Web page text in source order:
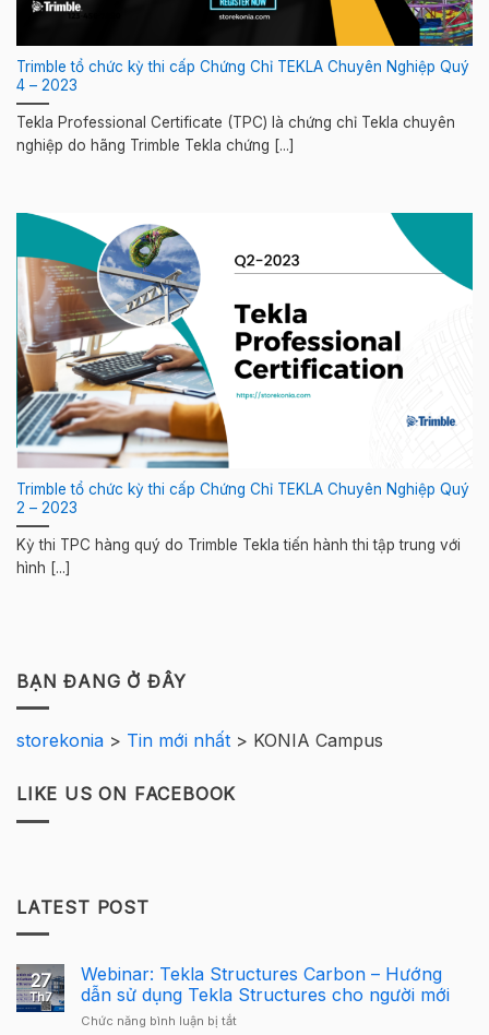
Trimble tổ chức kỳ thi cấp Chứng Chỉ TEKLA Chuyên Nghiệp Quý
4 – 2023
Tekla Professional Certificate (TPC) là chứng chỉ Tekla chuyên
nghiệp do hãng Trimble Tekla chứng [...]
Trimble tổ chức kỳ thi cấp Chứng Chỉ TEKLA Chuyên Nghiệp Quý
2 – 2023
Kỳ thi TPC hàng quý do Trimble Tekla tiến hành thi tập trung với
hình [...]
BẠN ĐANG Ở ĐÂY
storekonia > Tin mới nhất > KONIA Campus
LIKE US ON FACEBOOK
LATEST POST
27
Th7
Webinar: Tekla Structures Carbon – Hướng
dẫn sử dụng Tekla Structures cho người mới
Chức năng bình luận bị tắtở